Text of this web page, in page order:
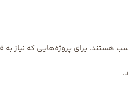
هستند. برای پروژه‌هایی که نیاز